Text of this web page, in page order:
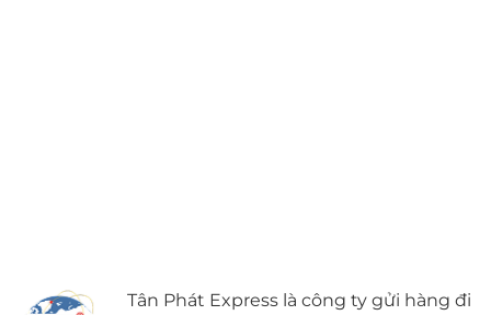
Tân Phát Express là công ty gửi hàng đi